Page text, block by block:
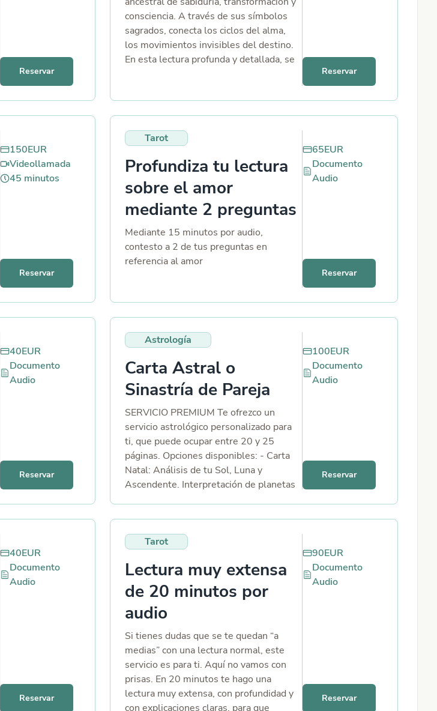
Reservar
consciencia. A través de sus símbolos
sagrados, conecta los ciclos del alma,
los movimientos invisibles del destino.
En esta lectura profunda y detallada, se
sino comprensión, dirección y claridad
interior. Audio de 20 minutos, o 20
paginas escritas tu eliges
Reservar
150EUR
Videollamada
45 minutos
Reservar
Tarot
Profundiza tu lectura
sobre el amor
mediante 2 preguntas
Mediante 15 minutos por audio,
contesto a 2 de tus preguntas en
referencia al amor
65EUR
Documento
Audio
Reservar
40EUR
Documento
Audio
Reservar
Astrología
Carta Astral o
Sinastría de Pareja
SERVICIO PREMIUM Te ofrezco un
servicio astrológico personalizado para
ti, que puede ocupar entre 20 y 25
páginas. Opciones disponibles: - Carta
Natal: Análisis de tu Sol, Luna y
Ascendente. Interpretación de planetas
relaciones, emociones y objetivos. -
cartas natales de ambos, identificando
compatibilidades y desafíos. Análisis de
planetas y casas en relación, para
entender la dinámica emocional,
100EUR
Documento
Audio
Reservar
40EUR
Documento
Audio
Reservar
Tarot
Lectura muy extensa
de 20 minutos por
audio
Si tienes dudas que se te quedan “a
medias” con una lectura normal, este
servicio es para ti. Aquí no vamos con
prisas. En 20 minutos te hago una
lectura muy extensa, con profundidad y
con explicaciones claras, para que
90EUR
Documento
Audio
Reservar